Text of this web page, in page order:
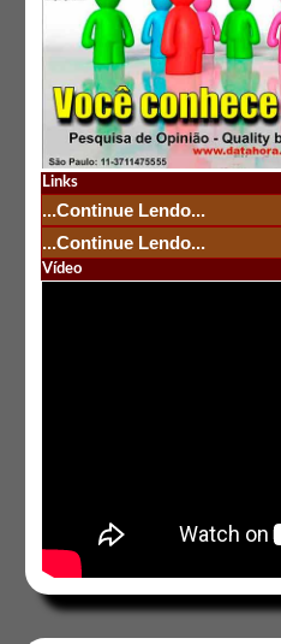
Links
...Continue Lendo...
...Continue Lendo...
Vídeo